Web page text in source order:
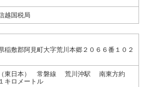
越国税局
稲敷郡阿見町大字荒川本郷２０６６番１０２
（東日本） 常磐線 荒川沖駅 南東方約
キロメートル